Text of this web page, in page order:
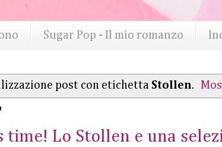
Sugar Pop - Il mio romanzo
post con etichetta Stollen.
time! Lo Stollen e una